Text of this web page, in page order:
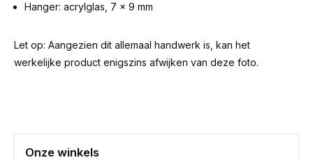
Hanger: acrylglas, 7 x 9 mm
Let op: Aangezien dit allemaal handwerk is, kan het
werkelijke product enigszins afwijken van deze foto.
Onze winkels